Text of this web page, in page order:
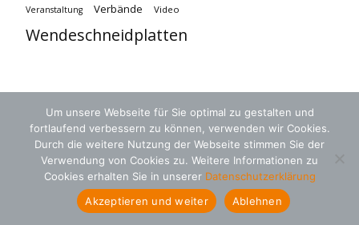
Veranstaltung Verbände Video
Wendeschneidplatten
AGB Datenschutz Kontakt
© 2018 zerspanungstechnik.de
Um unsere Webseite für Sie optimal zu gestalten und
fortlaufend verbessern zu können, verwenden wir Cookies.
Durch die weitere Nutzung der Webseite stimmen Sie der
Verwendung von Cookies zu. Weitere Informationen zu
Cookies erhalten Sie in unserer Datenschutzerklärung
Akzeptieren und weiter
Ablehnen